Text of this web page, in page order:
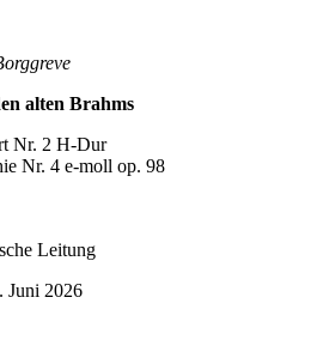
alten Brahms
Nr. 2 H-Dur
Nr. 4 e-moll op. 98
Leitung
Juni 2026